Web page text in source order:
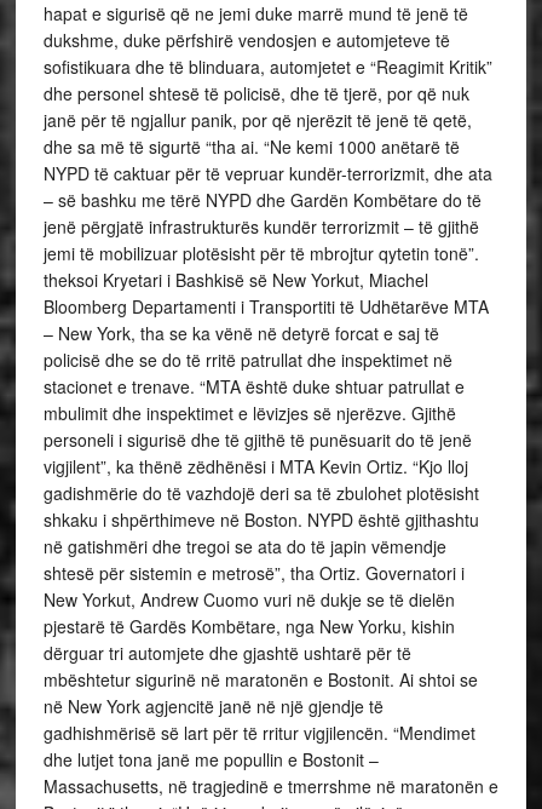
hapat e sigurisë që ne jemi duke marrë mund të jenë të
dukshme, duke përfshirë vendosjen e automjeteve të
sofistikuara dhe të blinduara, automjetet e “Reagimit Kritik”
dhe personel shtesë të policisë, dhe të tjerë, por që nuk
janë për të ngjallur panik, por që njerëzit të jenë të qetë,
dhe sa më të sigurtë “tha ai. “Ne kemi 1000 anëtarë të
NYPD të caktuar për të vepruar kundër-terrorizmit, dhe ata
– së bashku me tërë NYPD dhe Gardën Kombëtare do të
jenë përgjatë infrastrukturës kundër terrorizmit – të gjithë
jemi të mobilizuar plotësisht për të mbrojtur qytetin tonë”.
theksoi Kryetari i Bashkisë së New Yorkut, Miachel
Bloomberg Departamenti i Transportiti të Udhëtarëve MTA
– New York, tha se ka vënë në detyrë forcat e saj të
policisë dhe se do të rritë patrullat dhe inspektimet në
stacionet e trenave. “MTA është duke shtuar patrullat e
mbulimit dhe inspektimet e lëvizjes së njerëzve. Gjithë
personeli i sigurisë dhe të gjithë të punësuarit do të jenë
vigjilent”, ka thënë zëdhënësi i MTA Kevin Ortiz. “Kjo lloj
gadishmërie do të vazhdojë deri sa të zbulohet plotësisht
shkaku i shpërthimeve në Boston. NYPD është gjithashtu
në gatishmëri dhe tregoi se ata do të japin vëmendje
shtesë për sistemin e metrosë”, tha Ortiz. Governatori i
New Yorkut, Andrew Cuomo vuri në dukje se të dielën
pjestarë të Gardës Kombëtare, nga New Yorku, kishin
dërguar tri automjete dhe gjashtë ushtarë për të
mbështetur sigurinë në maratonën e Bostonit. Ai shtoi se
në New York agjencitë janë në një gjendje të
gadhishmërisë së lart për të rritur vigjilencën. “Mendimet
dhe lutjet tona janë me popullin e Bostonit –
Massachusetts, në tragjedinë e tmerrshme në maratonën e